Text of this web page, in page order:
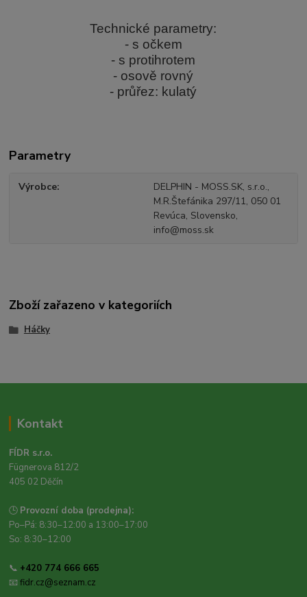
Technické parametry:
- s očkem
- s protihrotem
- osově rovný
- průřez: kulatý
Parametry
Výrobce
DELPHIN - MOSS.SK, s.r.o.,
M.R.Štefánika 297/11, 050 01
Revúca, Slovensko,
info@moss.sk
Zboží zařazeno v kategoriích
Háčky
Kontakt
FÍDR s.r.o.
Fügnerova 812/2
405 02 Děčín
🕒 Provozní doba (prodejna):
Po–Pá: 8:30–12:00 a 13:00–17:00
So: 8:30–12:00
📞 +420 774 666 665
📧fidr.cz@seznam.cz